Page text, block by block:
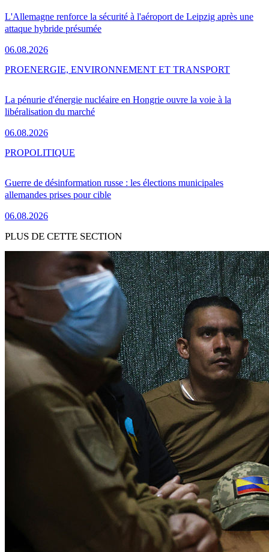
L'Allemagne renforce la sécurité à l'aéroport de Leipzig après une
attaque hybride présumée
06.08.2026
La pénurie d'énergie nucléaire en Hongrie ouvre la voie à la
libéralisation du marché
06.08.2026
PROENERGIE, ENVIRONNEMENT ET TRANSPORT
Guerre de désinformation russe : les élections municipales
allemandes prises pour cible
06.08.2026
PROPOLITIQUE
PLUS DE CETTE SECTION